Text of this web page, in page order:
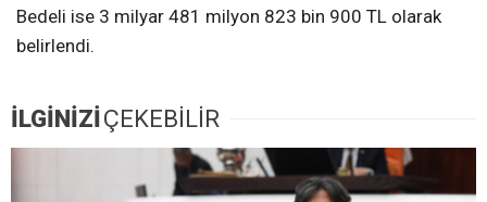
Bedeli ise 3 milyar 481 milyon 823 bin 900 TL olarak
belirlendi.
İLGİNİZİ ÇEKEBİLİR